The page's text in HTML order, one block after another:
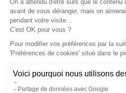
Conditions générales de vente
Plan du site
Contactez-nous
Inscrivez-vous à